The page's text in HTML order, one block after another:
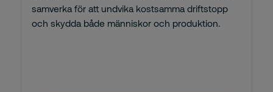
samverka för att undvika kostsamma driftstopp
och skydda både människor och produktion.